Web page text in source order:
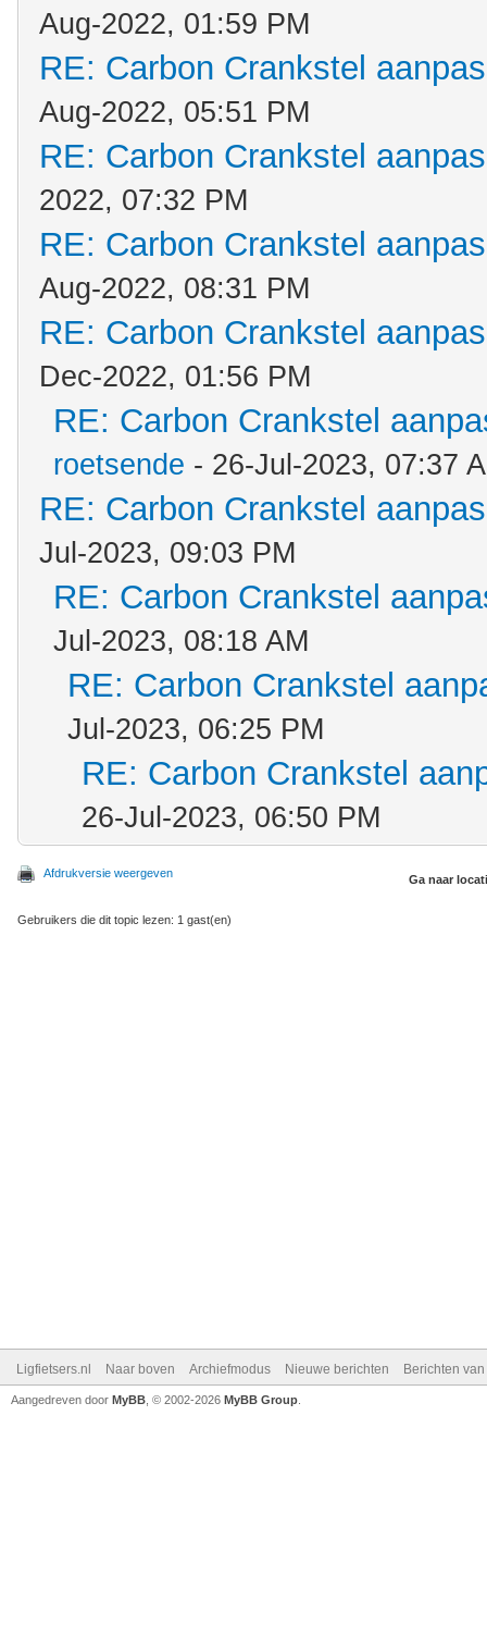
Aug-2022, 01:59 PM
RE: Carbon Crankstel
Aug-2022, 05:51 PM
RE: Carbon Crankstel
2022, 07:32 PM
RE: Carbon Crankstel
Aug-2022, 08:31 PM
RE: Carbon Crankstel
Dec-2022, 01:56 PM
RE: Carbon Crankstel
roetsende - 26-Jul-2023, 07:37
RE: Carbon Crankstel
Jul-2023, 09:03 PM
RE: Carbon Crankstel
Jul-2023, 08:18 AM
RE: Carbon Crankstel
Jul-2023, 06:25 PM
RE: Carbon Crankstel
26-Jul-2023, 06:50 PM
Afdrukversie weergeven Ga naar
Gebruikers die dit topic lezen: 1 gast(en)
Ligfietsers.nl Naar boven Archiefmodus Nieuwe berichten Berichten
Aangedreven door MyBB , © 2002-2026 MyBB Group